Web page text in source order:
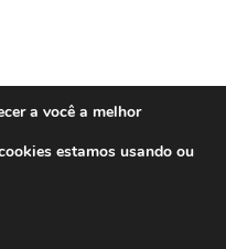
a você a melhor
estamos usando ou